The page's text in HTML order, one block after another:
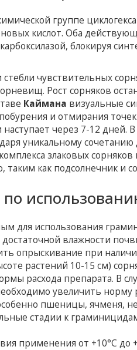
группе
кислот. Оба
блокируя
стебли чувствительных
Рост сорняков
Каймана визуальные
и отмирания
через 7-12
уникальному
злаковых
таким как подсолнечник и
для использования
влажности
опрыскивание при
растений 10-15 см)
расхода препарата. В
увеличить норму
пшеницы, ячменя,
стадии к
применения от +10°С до